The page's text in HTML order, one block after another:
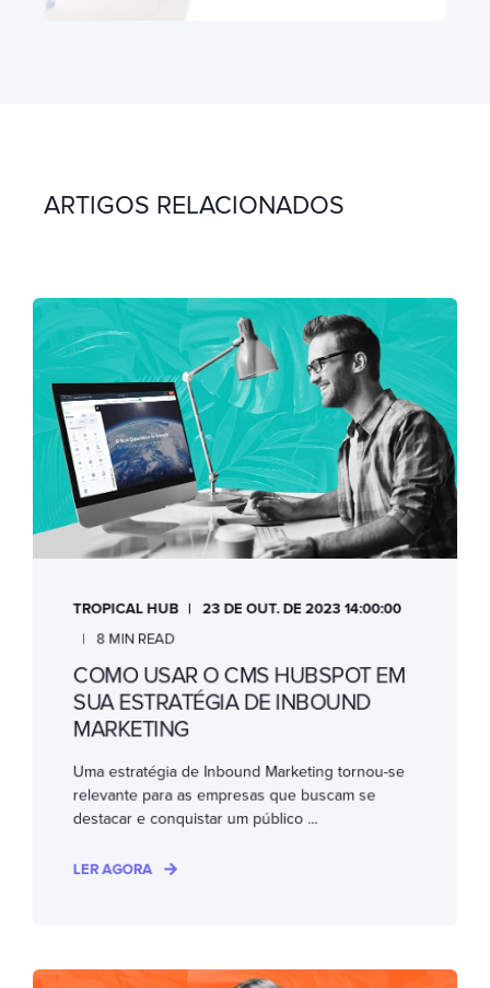
ARTIGOS RELACIONADOS
TROPICAL HUB
23 DE OUT. DE 2023 14:00:00
8 MIN READ
COMO USAR O CMS HUBSPOT EM
SUA ESTRATÉGIA DE INBOUND
MARKETING
Uma estratégia de Inbound Marketing tornou-se
relevante para as empresas que buscam se
destacar e conquistar um público ...
LER AGORA